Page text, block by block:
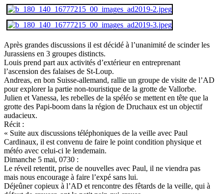
Après grandes discussions il est décidé à l’unanimité de scinder les
Jurassiens en 3 groupes distincts.
Louis prend part aux activités d’extérieur en entreprenant
l’ascension des falaises de St-Loup.
Andreas, en bon Suisse-allemand, rallie un groupe de visite de l’AD
pour explorer la partie non-touristique de la grotte de Vallorbe.
Julien et Vanessa, les rebelles de la spéléo se mettent en tête que la
grotte des Papi-boom dans la région de Druchaux est un objectif
audacieux.
Récit :
« Suite aux discussions téléphoniques de la veille avec Paul
Cardinaux, il est convenu de faire le point condition physique et
météo avec celui-ci le lendemain.
Dimanche 5 mai, 0730 :
Le réveil retentit, prise de nouvelles avec Paul, il ne viendra pas
mais nous encourage à faire l’expé sans lui.
Déjeûner copieux à l’AD et rencontre des fêtards de la veille, qui à